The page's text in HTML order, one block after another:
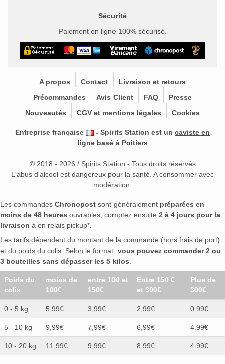
Sécurité
Paiement en ligne 100% sécurisé.
A propos Contact
Livraison et retours
Précommandes
Avis Client FAQ
Presse
Nouveautés
CGV et mentions légales Cookies
Entreprise française - Spirits Station est un caviste en
ligne basé à Poitiers
© 2018 - 2026 / Spirits Station - Tous droits réservés
L'abus d'alcool est dangereux pour la santé. A consommer avec
modération.
Les commandes Chronopost sont généralement préparées en
moins de 48 heures ouvrables, comptez ensuite 2 à 4 jours pour la
livraison à en relais pickup*.
Les tarifs dépendent du montant de la commande (hors frais de port)
et du poids du colis. Selon le format, vous pouvez commander 2 ou
3 bouteilles sans dépasser les 5 kilos
Poids du
colis
moins de
100€
entre 100 et
150€
Entre 150 €
et 300€
Plus de
300€
0 - 5 kg 5,99€ 3,99€ 2,99€ 0.99€
5 - 10 kg 9,99€ 7,99€ 6,99€ 4.99€
10 - 20 kg 11,99€ 9,99€ 8,99€ 4.99€